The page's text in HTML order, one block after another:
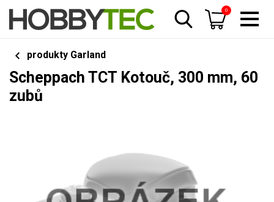
0
produkty Garland
Scheppach TCT Kotouč, 300 mm, 60
zubů